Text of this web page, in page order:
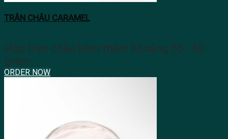
TRÂN CHÂU CARAMEL
Hộp trân châu kèm thêm khoảng 55 - 60
gram
ORDER NOW